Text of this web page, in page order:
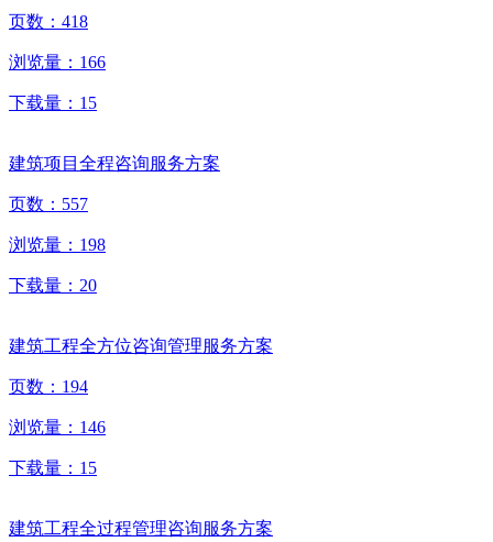
页数： 418
浏览量： 166
下载量： 15
建筑项目全程咨询服务方案
页数： 557
浏览量： 198
下载量： 20
建筑工程全方位咨询管理服务方案
页数： 194
浏览量： 146
下载量： 15
建筑工程全过程管理咨询服务方案